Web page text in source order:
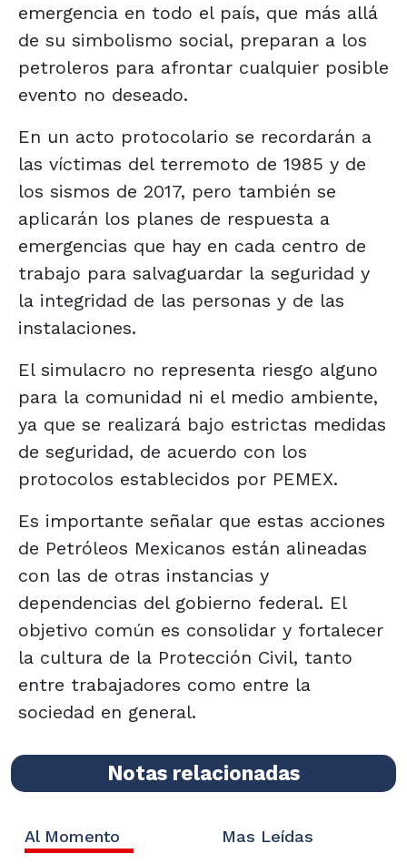
emergencia en todo el país, que más allá
de su simbolismo social, preparan a los
petroleros para afrontar cualquier posible
evento no deseado.
En un acto protocolario se recordarán a
las víctimas del terremoto de 1985 y de
los sismos de 2017, pero también se
aplicarán los planes de respuesta a
emergencias que hay en cada centro de
trabajo para salvaguardar la seguridad y
la integridad de las personas y de las
instalaciones.
El simulacro no representa riesgo alguno
para la comunidad ni el medio ambiente,
ya que se realizará bajo estrictas medidas
de seguridad, de acuerdo con los
protocolos establecidos por PEMEX.
Es importante señalar que estas acciones
de Petróleos Mexicanos están alineadas
con las de otras instancias y
dependencias del gobierno federal. El
objetivo común es consolidar y fortalecer
la cultura de la Protección Civil, tanto
entre trabajadores como entre la
sociedad en general.
Notas relacionadas
Al Momento Mas Leídas